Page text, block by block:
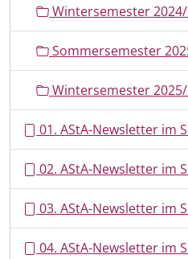
Wintersemester
Sommersemester
Wintersemester
01. AStA-Newsletter im
02. AStA-Newsletter im
03. AStA-Newsletter im
04. AStA-Newsletter im